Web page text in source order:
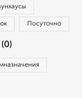
Посуточно